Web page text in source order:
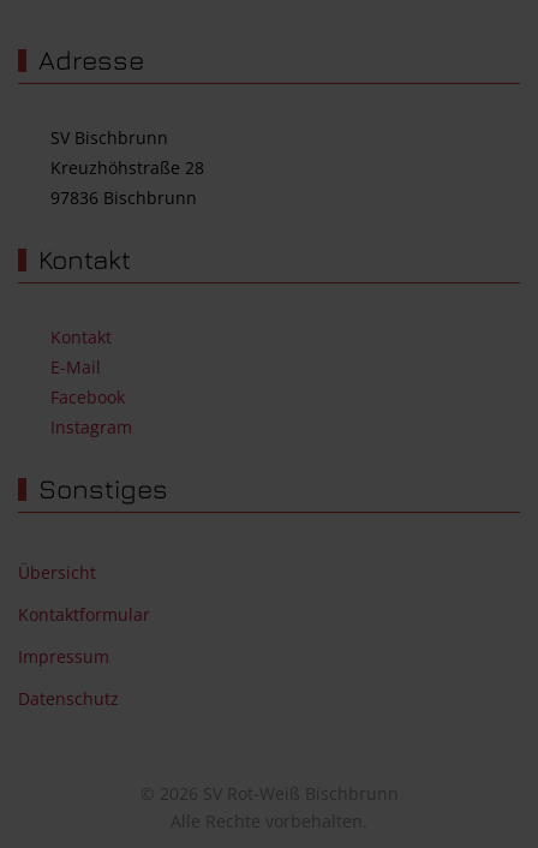
Adresse
SV Bischbrunn
Kreuzhöhstraße 28
97836 Bischbrunn
Kontakt
Kontakt
E-Mail
Facebook
Instagram
Sonstiges
Übersicht
Kontaktformular
Impressum
Datenschutz
© 2026 SV Rot-Weiß Bischbrunn
Alle Rechte vorbehalten.